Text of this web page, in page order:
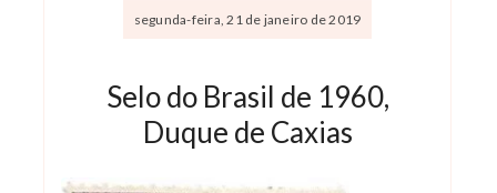
segunda-feira, 21 de janeiro de 2019
Selo do Brasil de 1960,
Duque de Caxias